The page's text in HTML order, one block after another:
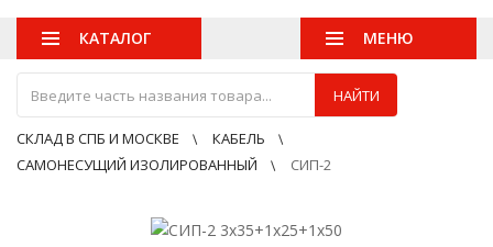
КАТАЛОГ
НАЙТИ
МЕНЮ
СКЛАД В СПБ И МОСКВЕ
КАБЕЛЬ
САМОНЕСУЩИЙ ИЗОЛИРОВАННЫЙ
СИП-2